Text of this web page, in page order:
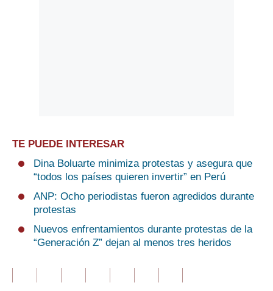
TE PUEDE INTERESAR
Dina Boluarte minimiza protestas y asegura que
“todos los países quieren invertir” en Perú
ANP: Ocho periodistas fueron agredidos durante
protestas
Nuevos enfrentamientos durante protestas de la
“Generación Z” dejan al menos tres heridos